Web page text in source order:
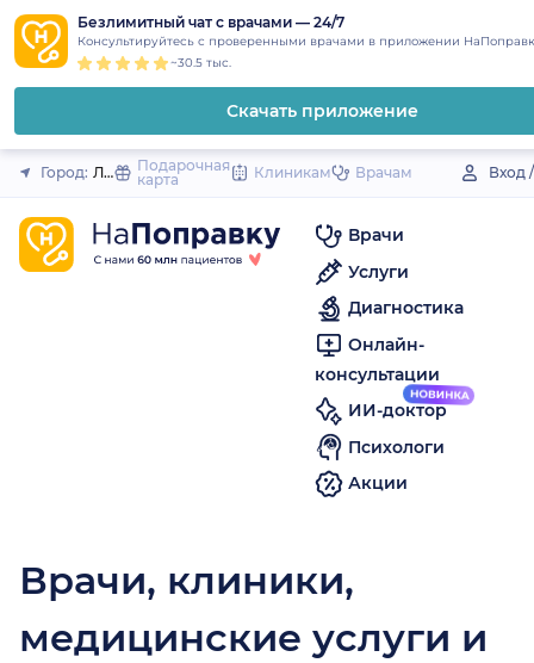
to
content
Безлимитный чат с врачами — 24/7
Консультируйтесь с проверенными врачами в приложении
~30.5 тыс.
Скачать приложение
Закрыть
Город: ЛивныПодарочная
карта
Клиникам Врачам Вход
Врачи
Услуги
Диагностика
Онлайн-
консультации
ИИ-доктор
Психологи
Акции
Врачи, клиники,
медицинские услуги и